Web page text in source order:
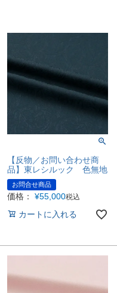
【反物／お問い合わせ商
品】東レシルック 色無地
お問合せ商品
価格： ¥55,000税込
カートに入れる